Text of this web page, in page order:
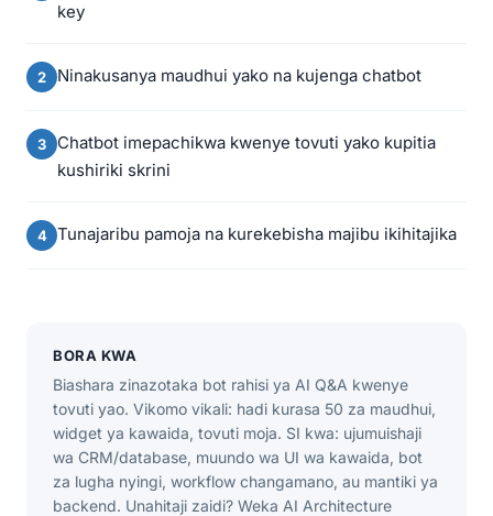
key
Ninakusanya maudhui yako na kujenga chatbot
Chatbot imepachikwa kwenye tovuti yako kupitia
kushiriki skrini
Tunajaribu pamoja na kurekebisha majibu ikihitajika
BORA KWA
Biashara zinazotaka bot rahisi ya AI Q&A kwenye
tovuti yao. Vikomo vikali: hadi kurasa 50 za maudhui,
widget ya kawaida, tovuti moja. SI kwa: ujumuishaji
wa CRM/database, muundo wa UI wa kawaida, bot
za lugha nyingi, workflow changamano, au mantiki ya
backend. Unahitaji zaidi? Weka AI Architecture